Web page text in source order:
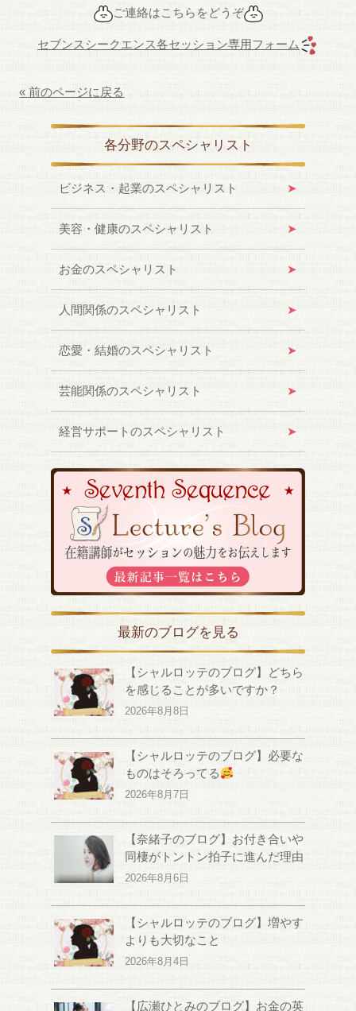
ご連絡はこちらをどうぞ
セブンスシークエンス各セッション専用フォーム
« 前のページに戻る
各分野のスペシャリスト
ビジネス・起業のスペシャリスト
美容・健康のスペシャリスト
お金のスペシャリスト
人間関係のスペシャリスト
恋愛・結婚のスペシャリスト
芸能関係のスペシャリスト
経営サポートのスペシャリスト
最新のブログを見る
【シャルロッテのブログ】どちら
を感じることが多いですか？
2026年8月8日
【シャルロッテのブログ】必要な
ものはそろってる
2026年8月7日
【奈緒子のブログ】お付き合いや
同棲がトントン拍子に進んだ理由
2026年8月6日
【シャルロッテのブログ】増やす
よりも大切なこと
2026年8月4日
【広瀬ひとみのブログ】お金の英